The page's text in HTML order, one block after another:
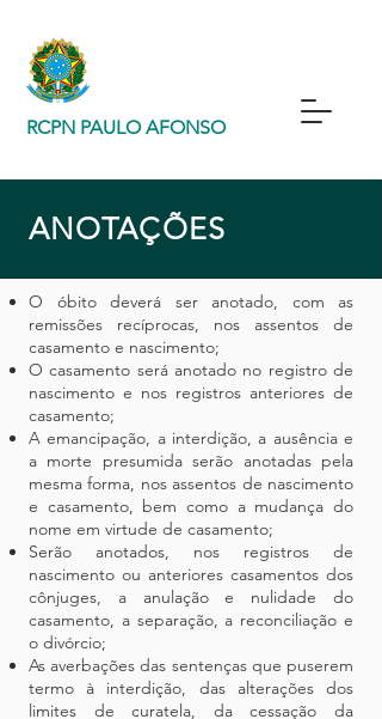
RCPN PAULO AFONSO
ANOTAÇÕES
O óbito deverá ser anotado, com as
remissões recíprocas, nos assentos de
casamento e nascimento;
O casamento será anotado no registro de
nascimento e nos registros anteriores de
casamento;
A emancipação, a interdição, a ausência e
a morte presumida serão anotadas pela
mesma forma, nos assentos de nascimento
e casamento, bem como a mudança do
nome em virtude de casamento;
Serão anotados, nos registros de
nascimento ou anteriores casamentos dos
cônjuges, a anulação e nulidade do
casamento, a separação, a reconciliação e
o divórcio;
As averbações das sentenças que puserem
termo à interdição, das alterações dos
limites de curatela, da cessação da